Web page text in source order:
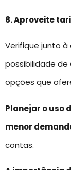
8. Aproveite
Verifique junto à
possibilidade de
opções que
Planejar o uso
menor
contas.